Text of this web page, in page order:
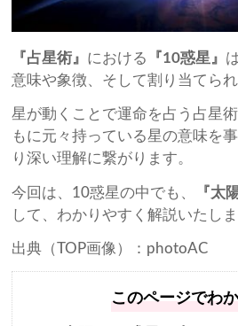
『占星術』 における 『10惑星』
意味や象徴、そして割り当てら
星が動くことで運命を占う占星
もに元々持っている星の意味を
り深い理解に繋がります。
今回は、10惑星の中でも、 『太
して、わかりやすく解説いたしま
出典（TOP画像）：photoAC
このページでわ